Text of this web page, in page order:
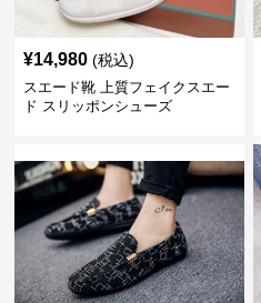
¥14,980 (税込)
スエード靴 上質フェイクスエー
ド スリッポンシューズ